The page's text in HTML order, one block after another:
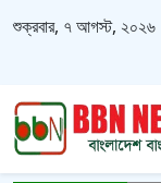
শুক্রবার, ৭ আগস্ট, ২০২৬